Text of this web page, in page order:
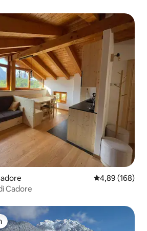
Gemiddelde
4,89 (168)
Cadore